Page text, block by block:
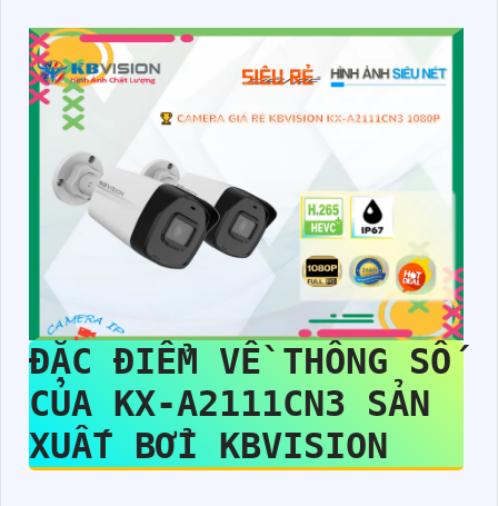
ĐẶC ĐIỂM VỀ THÔNG SỐ
CỦA KX-A2111CN3 SẢN
XUẤT BỞI KBVISION